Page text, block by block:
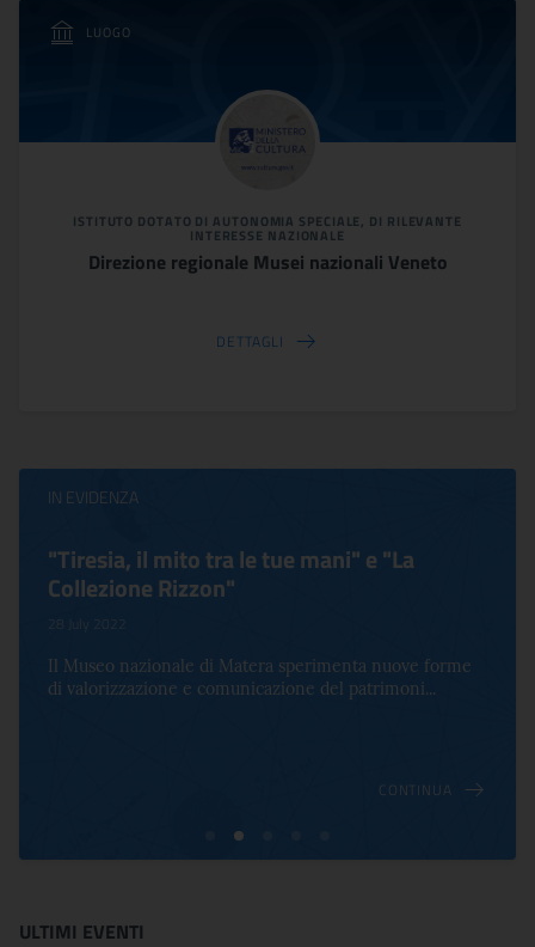
LUOGO
ISTITUTO DOTATO DI AUTONOMIA SPECIALE, DI RILEVANTE
INTERESSE NAZIONALE
Direzione regionale Musei nazionali Veneto
DETTAGLI
IN EVIDENZA
"Tiresia, il mito tra le tue mani" e "La
Collezione Rizzon"
28 July 2022
Il Museo nazionale di Matera sperimenta nuove forme
di valorizzazione e comunicazione del patrimoni...
CONTINUA
ULTIMI EVENTI